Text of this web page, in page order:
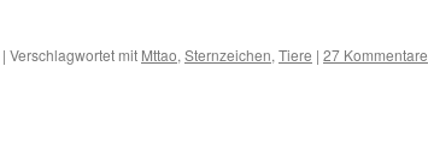
| Verschlagwortet mit Mttao, Sternzeichen, Tiere | 27 Kommentare